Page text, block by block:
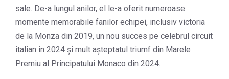
sale. De-a lungul anilor, el le-a oferit numeroase
momente memorabile fanilor echipei, inclusiv victoria
de la Monza din 2019, un nou succes pe celebrul circuit
italian în 2024 și mult așteptatul triumf din Marele
Premiu al Principatului Monaco din 2024.